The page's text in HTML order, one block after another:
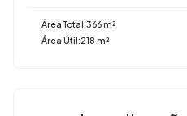
Área Total:366 m²
Área Útil:218 m²